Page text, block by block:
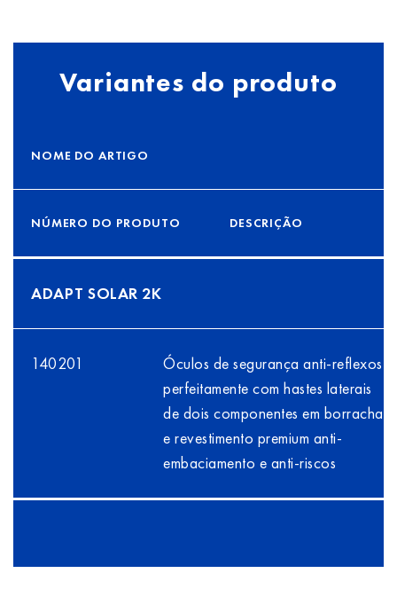
Variantes do produto
NOME DO ARTIGO
NÚMERO DO PRODUTO DESCRIÇÃO
ADAPT SOLAR 2K
140201
Óculos de segurança anti-reflexos
perfeitamente com hastes laterais
de dois componentes em borracha
e revestimento premium anti-
embaciamento e anti-riscos